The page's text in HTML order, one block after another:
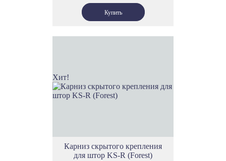
Хит!
Карниз скрытого крепления
для штор KS-R (Forest)